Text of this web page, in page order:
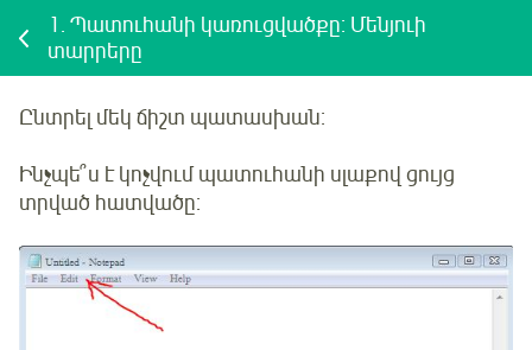
1. Պատուհանի կառուցվածքը: Մենյուի
տարրերը
Ընտրել մեկ ճիշտ պատասխան:
Ինչպե՞ս է կոչվում պատուհանի սլաքով ցույց
տրված հատվածը: